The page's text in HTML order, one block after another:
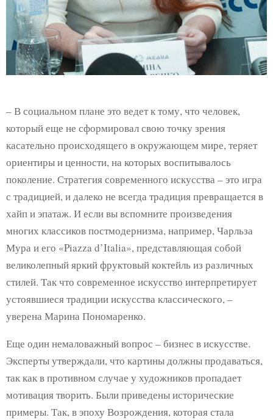
– В социальном плане это ведет к тому, что человек,
который еще не сформировал свою точку зрения
касательно происходящего в окружающем мире, теряет
ориентиры и ценности, на которых воспитывалось
поколение. Стратегия современного искусства – это игра
с традицией, и далеко не всегда традиция превращается в
хайп и эпатаж. И если вы вспомните произведения
многих классиков постмодернизма, например, Чарльза
Мура и его «Piazza d’Italia», представляющая собой
великолепный яркий фруктовый коктейль из различных
стилей. Так что современное искусство интерпретирует
устоявшиеся традиции искусства классического, –
уверена Марина Пономаренко.
Еще один немаловажный вопрос – бизнес в искусстве.
Эксперты утверждали, что картины должны продаваться,
так как в противном случае у художников пропадает
мотивация творить. Были приведены исторические
примеры. Так, в эпоху Возрождения, которая стала